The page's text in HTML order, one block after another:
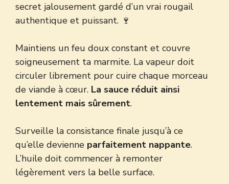
secret jalousement gardé d’un vrai rougail
authentique et puissant. 🍷
Maintiens un feu doux constant et couvre
soigneusement ta marmite. La vapeur doit
circuler librement pour cuire chaque morceau
de viande à cœur. La sauce réduit ainsi
lentement mais sûrement.
Surveille la consistance finale jusqu’à ce
qu’elle devienne parfaitement nappante.
L’huile doit commencer à remonter
légèrement vers la belle surface.